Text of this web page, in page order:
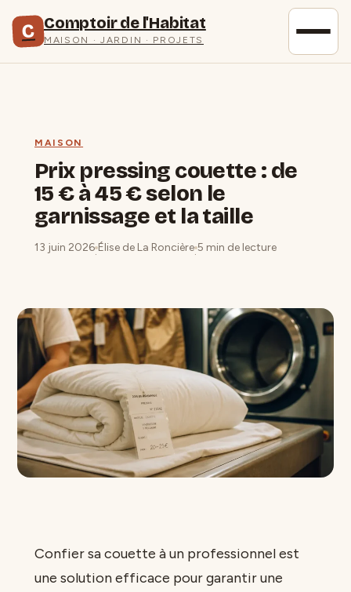
C Comptoir de l'Habitat
MAISON · JARDIN · PROJETS
MAISON
Prix pressing couette : de
15 € à 45 € selon le
garnissage et la taille
13 juin 2026
·
Élise de La Roncière
·
5 min de lecture
Confier sa couette à un professionnel est
une solution efficace pour garantir une